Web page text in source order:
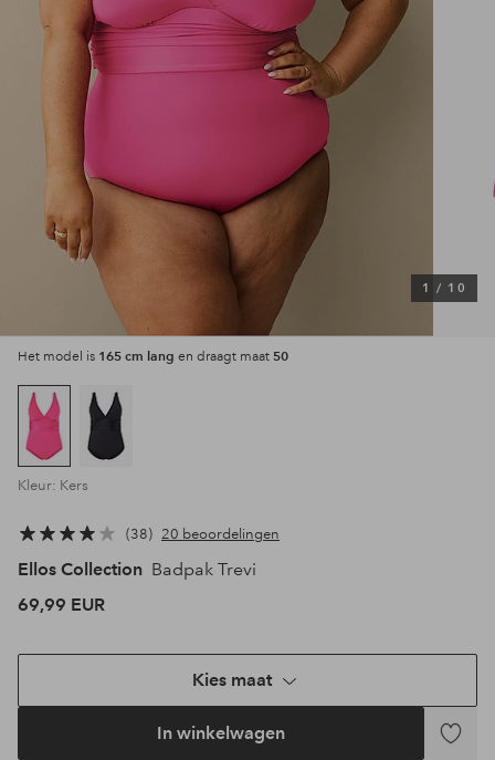
1 / 10
Het model is 165 cm lang en draagt maat 50
Kleur: Kers
38 20 beoordelingen
Ellos Collection Badpak Trevi
69,99 EUR
Kies maat
In winkelwagen